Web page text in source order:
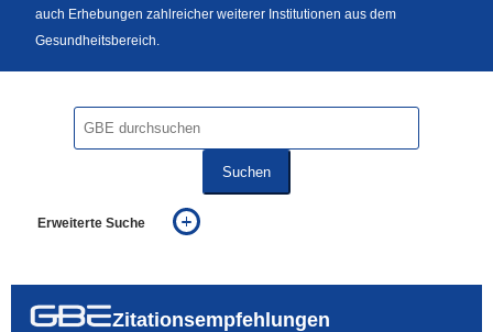
auch Erhebungen zahlreicher weiterer Institutionen aus dem
Gesundheitsbereich.
Suchen
Erweiterte Suche
auch in allen Texten suchen (Volltextsuche)
Zitationsempfehlungen